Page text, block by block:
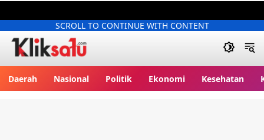
SCROLL TO CONTINUE WITH CONTENT
Daerah Nasional Politik Ekonomi Kesehatan